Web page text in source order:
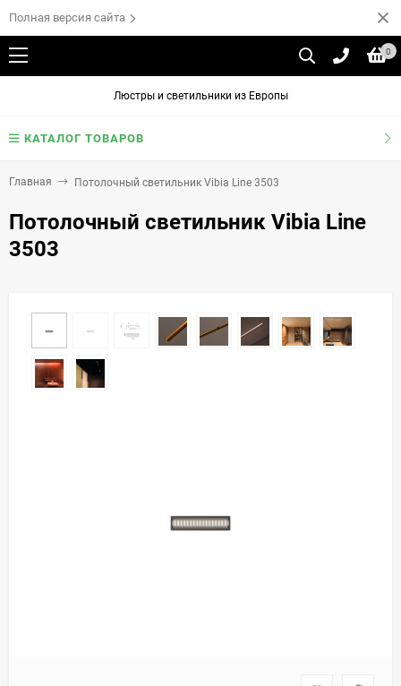
Полная версия сайта
0
Люстры и светильники из Европы
КАТАЛОГ ТОВАРОВ
Главная Потолочный светильник Vibia Line 3503
Потолочный светильник Vibia Line
3503